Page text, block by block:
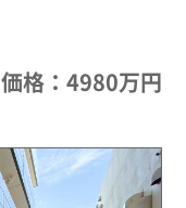
価格：4980万円